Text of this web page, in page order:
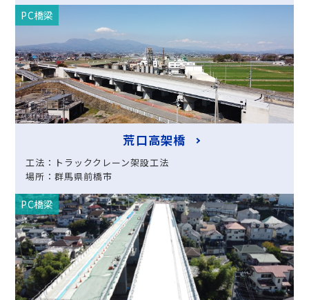
PC橋梁
荒口高架橋
工法：トラッククレーン架設工法
場所：群馬県前橋市
PC橋梁